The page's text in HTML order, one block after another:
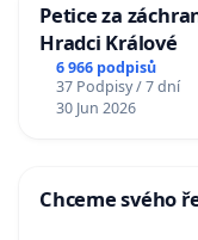
Petice za
Hradci Králové
6 966 podpisů
37 Podpisy / 7 dní
30 Jun 2026
Chceme svého